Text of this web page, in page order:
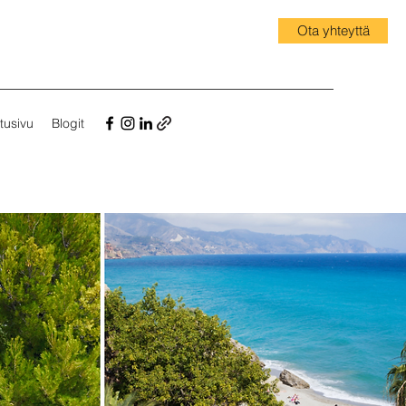
Ota yhteyttä
Blogit